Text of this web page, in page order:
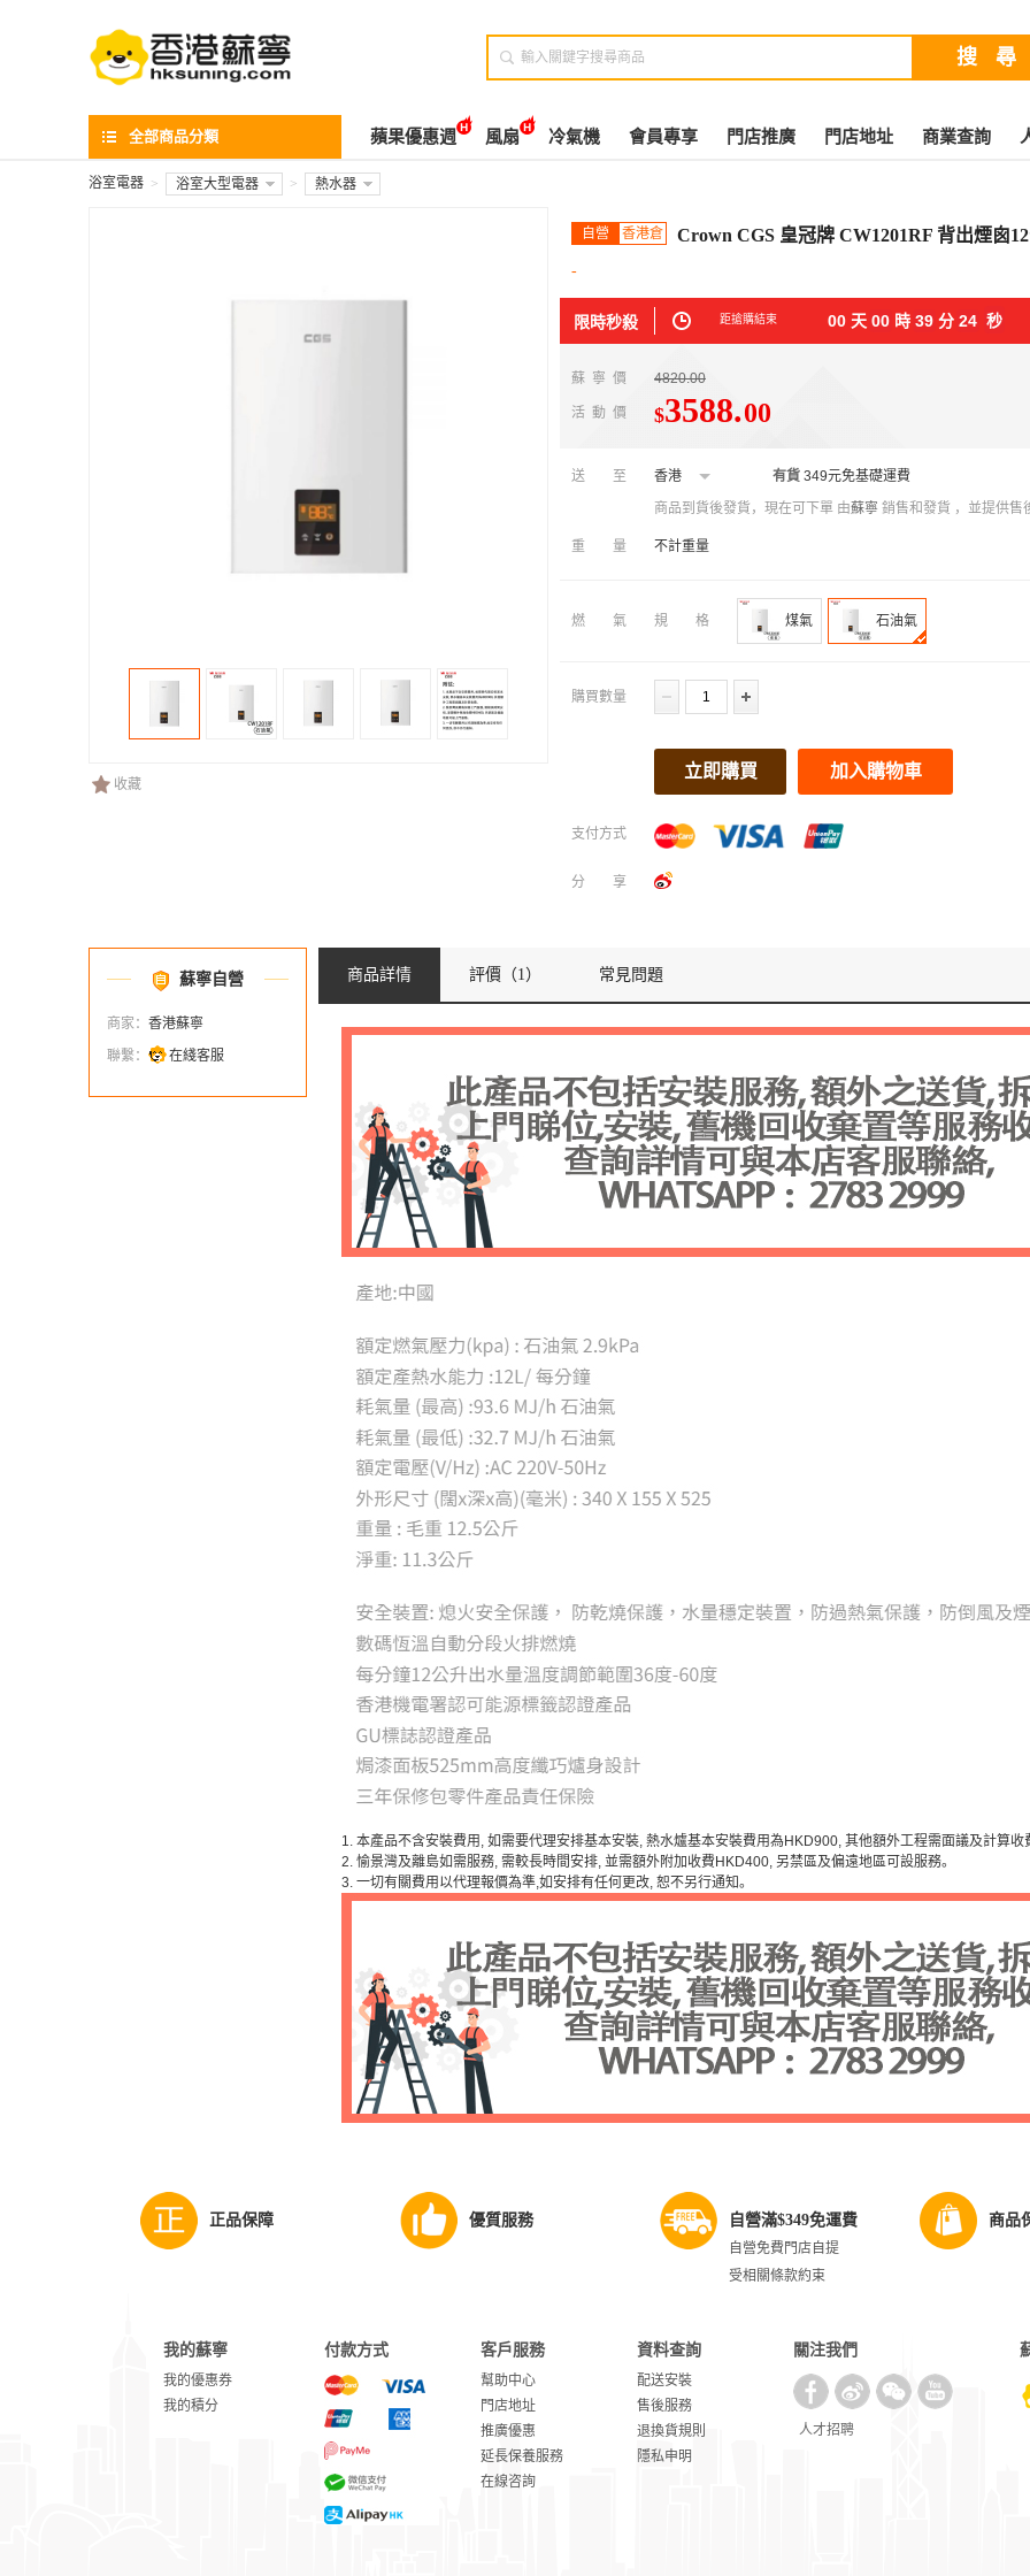

全部商品分類 蘋果優惠週 風扇 冷氣機 會員專享 門店推廣 門店地址 商業查詢
浴室電器 > 浴室大型電器 > 熱水器
收藏
自營 香港倉 Crown CGS 皇冠牌 CW1201RF 背出煙囪
-
限時秒殺 距搶購結束 00 天 00 時 39 分 23 秒
蘇寧價 4820.00
活動價 $3588.00
送至 香港 有貨 349元免基礎運費
商品到貨後發貨，現在可下單 由蘇寧 銷售和發貨 ，並提供售
重量 不計重量
燃氣規格 煤氣 石油氣
購買數量
立即購買 加入購物車
支付方式
分享
蘇寧自營
商家： 香港蘇寧
聯繫：
在綫客服
商品詳情 評價 （1） 常見問題
1. 本產品不含安裝費用, 如需要代理安排基本安裝, 熱水爐基本安裝費用為HKD900, 其他額外工程需面議及計算收
2. 愉景灣及離島如需服務, 需較長時間安排, 並需額外附加收費HKD400, 另禁區及偏遠地區可設服務。
3. 一切有關費用以代理報價為準,如安排有任何更改, 恕不另行通知。
正品保障 優質服務 自營滿$349免運費
自營免費門店自提
受相關條款約束
商品
我的蘇寧
我的優惠券
我的積分
付款方式 客戶服務
幫助中心
門店地址
推廣優惠
延長保養服務
在線咨詢
資料查詢
配送安裝
售後服務
退換貨規則
隱私申明
關注我們
人才招聘